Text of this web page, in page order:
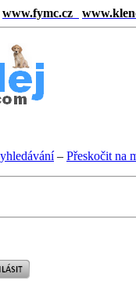
www.fymc.cz
– Přeskočit na